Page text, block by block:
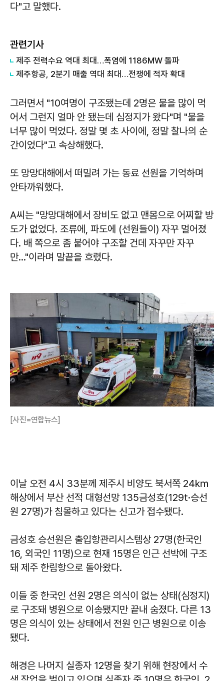
다"고 말했다.
관련기사
제주 전력수요 역대 최대…폭염에 1186MW 돌파
제주항공, 2분기 매출 역대 최대…전쟁에 적자 확대
그러면서 "10여명이 구조됐는데 2명은 물을 많이 먹
어서 그런지 얼마 안 됐는데 심정지가 왔다"며 "물을
너무 많이 먹었다. 정말 몇 초 사이에, 정말 찰나의 순
간이었다"고 속상해했다.
또 망망대해에서 떠밀려 가는 동료 선원을 기억하며
안타까워했다.
A씨는 "망망대해에서 장비도 없고 맨몸으로 어찌할 방
도가 없었다. 조류에, 파도에 (선원들이) 자꾸 멀어졌
다. 배 쪽으로 좀 붙어야 구조할 건데 자꾸만 자꾸
만…"이라며 말끝을 흐렸다.
[사진=연합뉴스]
이날 오전 4시 33분께 제주시 비양도 북서쪽 24㎞
해상에서 부산 선적 대형선망 135금성호(129t·승선
원 27명)가 침몰하고 있다는 신고가 접수됐다.
금성호 승선원은 출입항관리시스템상 27명(한국인
16, 외국인 11명)으로 현재 15명은 인근 선박에 구조
돼 제주 한림항으로 돌아왔다.
이들 중 한국인 선원 2명은 의식이 없는 상태(심정지)
로 구조돼 병원으로 이송됐지만 끝내 숨졌다. 다른 13
명은 의식이 있는 상태에서 전원 인근 병원으로 이송
됐다.
해경은 나머지 실종자 12명을 찾기 위해 현장에서 수